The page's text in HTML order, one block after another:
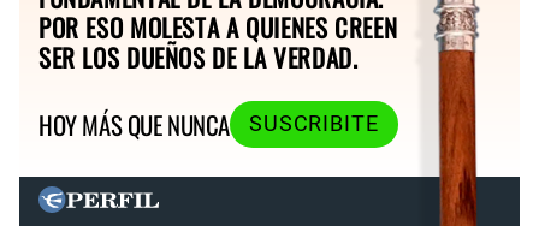
POR ESO MOLESTA A QUIENES CREEN
SER LOS DUEÑOS DE LA VERDAD.
HOY MÁS QUE NUNCA
SUSCRIBITE